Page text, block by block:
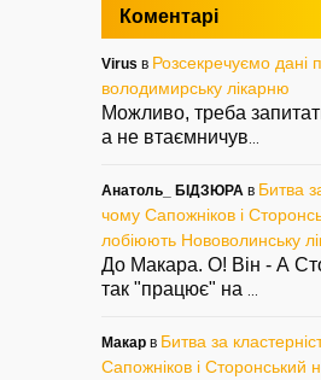
Коментарі
Virus в Розсекречуємо дані
володимирську лікарню
Можливо, треба
а не втаємничув
Анатоль_ БІДЗЮРА в Битва
чому Сапожніков і
лобіюють Нововолинську
До Макара. О! Він - А
так "працює" на
Макар в Битва за
Сапожніков і Сторонський